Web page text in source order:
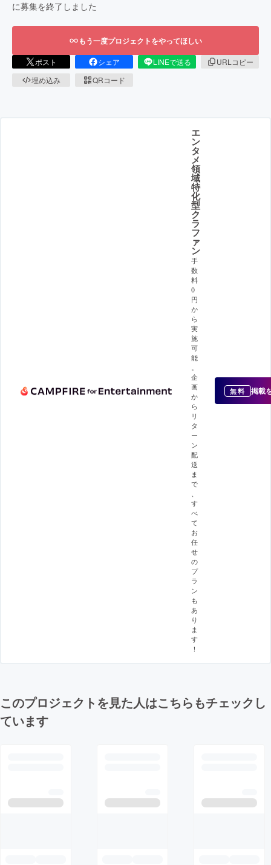
に募集を終了しました
もう一度プロジェクトをやってほしい
ポスト シェア LINEで送る
URLコピー
埋め込み
QRコード
エ
ン
タ
メ
領
域
特
化
型
ク
ラ
フ
ァ
ン
手
数
料
0
円
か
ら
実
施
可
能
。
企
画
か
ら
リ
タ
ー
ン
配
送
ま
で
、
す
べ
て
お
任
せ
の
プ
ラ
ン
も
あ
り
ま
す
！
無料 掲載
このプロジェクトを見た人はこちらもチェックし
ています